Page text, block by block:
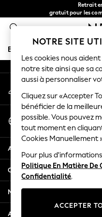
Retrait
gratuit pour les
Livraison
BOUTIQUE VACANCES
HOLIDAY SHOP
Women's Holiday
All Swimwear
All Beachwear
Bags &
Beach Dresses &
Dresses
Flip Flops
Sliders
Jumpsuits &
Linen Collection
Sandals
An error occurred on client
Nos
Mon compte
Connexion à votre compte
Sélectionnez Votre
Français
Aide
Confidentialité et mentions
Ministères
Autres services
NOTRE SITE
Les cookies nous
notre site ainsi que sa
aussi à personnaliser
Cliquez sur «Accepter
bénéficier de la
possible. Vous pouvez
tout moment en
Cookies Manuellement
Pour plus
Politique En Matière De
Confidentialité.
ACCEPTER